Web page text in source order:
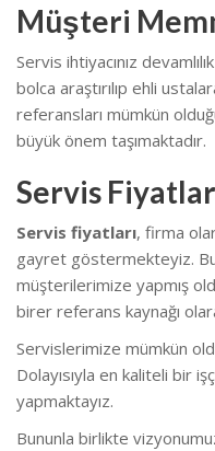
Müşteri
Servis ihtiyacınız
bolca araştırılıp ehli
referansları mümkün
büyük önem taşımaktadır.
Servis
Servis fiyatları, firma
gayret göstermekteyiz.
müşterilerimize yapmış
birer referans kaynağı
Servislerimize mümkün
Dolayısıyla en kaliteli bir
yapmaktayız.
Bununla birlikte